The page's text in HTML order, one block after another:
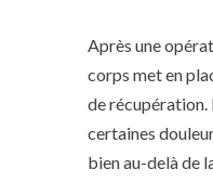
Après une
corps met en
de récupération.
certaines
bien au-delà de